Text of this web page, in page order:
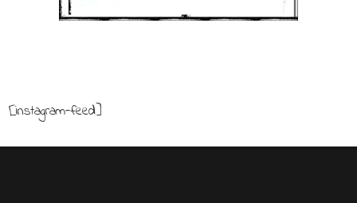
[instagram-feed]